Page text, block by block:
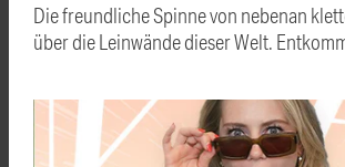
Die freundliche Spinne von nebenan
über die Leinwände dieser Welt.